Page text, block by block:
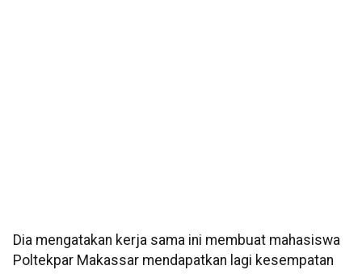
Dia mengatakan kerja sama ini membuat mahasiswa
Poltekpar Makassar mendapatkan lagi kesempatan